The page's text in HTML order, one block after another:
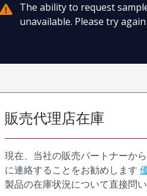
The ability to request
unavailable. Please try
販売代理店在庫
現在、当社の販売パートナーか
に連絡することをお勧めします
製品の在庫状況について直接問